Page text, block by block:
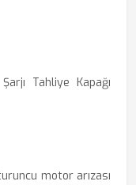
Tahliye Kapağı
turuncu motor arızası